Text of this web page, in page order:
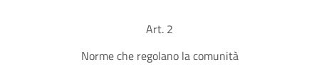
Art. 2
Norme che regolano la comunità